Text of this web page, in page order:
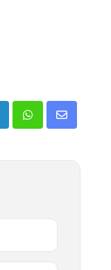
WhatsappShare
Email